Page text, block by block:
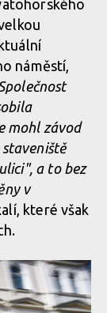
náměstí,
mohl závod
a to bez
v
které však